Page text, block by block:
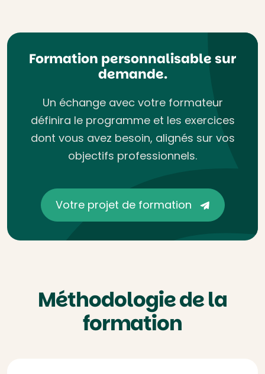
Formation personnalisable sur
demande.
Un échange avec votre formateur
définira le programme et les exercices
dont vous avez besoin, alignés sur vos
objectifs professionnels.
Votre projet de formation
Méthodologie de la
formation